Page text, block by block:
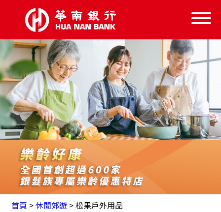
信託服務
信託學堂
樂齡好康
失智服務
跨業結盟
首頁
首頁 >休閒郊遊 > 松果戶外用品